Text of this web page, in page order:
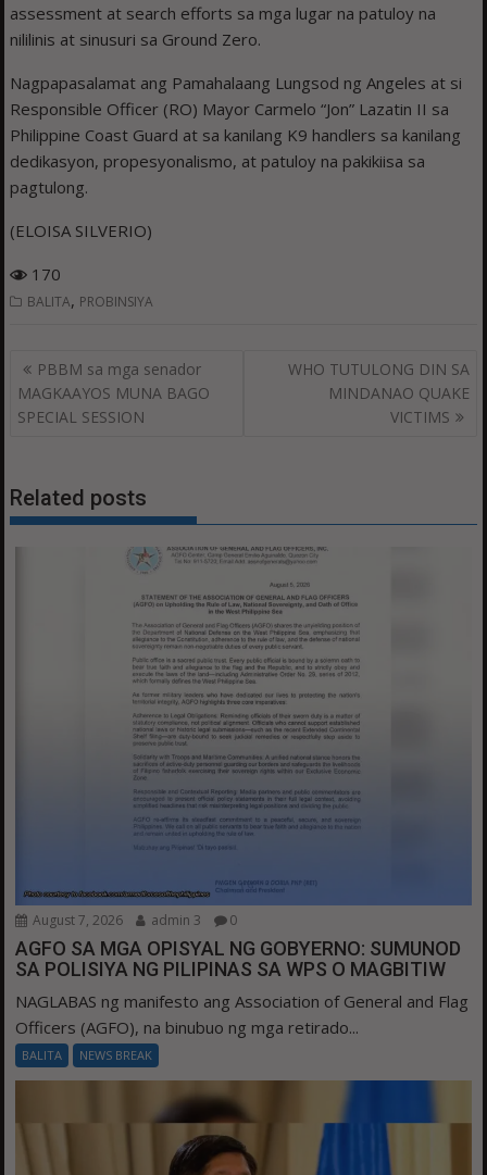
assessment at search efforts sa mga lugar na patuloy na
nililinis at sinusuri sa Ground Zero.
Nagpapasalamat ang Pamahalaang Lungsod ng Angeles at si
Responsible Officer (RO) Mayor Carmelo “Jon” Lazatin II sa
Philippine Coast Guard at sa kanilang K9 handlers sa kanilang
dedikasyon, propesyonalismo, at patuloy na pakikiisa sa
pagtulong.
(ELOISA SILVERIO)
170
BALITA, PROBINSIYA
Post
navigation
PBBM sa mga senador
MAGKAAYOS MUNA BAGO
SPECIAL SESSION
WHO TUTULONG DIN SA
MINDANAO QUAKE
VICTIMS
Related posts
August 7, 2026 admin 3 0
AGFO SA MGA OPISYAL NG GOBYERNO: SUMUNOD
SA POLISIYA NG PILIPINAS SA WPS O MAGBITIW
NAGLABAS ng manifesto ang Association of General and Flag
Officers (AGFO), na binubuo ng mga retirado...
BALITA NEWS BREAK